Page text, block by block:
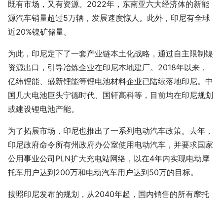
既有市场，又有资源。2022年，东南亚六大经济体的新能
源汽车销量超过5万辆，发展速度惊人。此外，印尼有全球
近20%镍矿储量。
为此，印尼定下了一套产业链本土化战略，通过自主限制镍
资源出口，引导冶炼企业在印尼本地建厂。2018年以来，
亿纬锂能、盛新锂能等锂电池材料企业已陆续落地印尼。中
国几大电池巨头宁德时代、国轩高科等，目前均在印尼规划
或建设锂电池产能。
为了拓展市场，印尼也推出了一系列电动汽车政策。去年，
印尼政府命令所有州政府办公室使用电动汽车，并要求国家
公用事业公司PLN扩大充电站网络，以在4年内实现电动摩
托车用户达到200万和电动汽车用户达到50万的目标。
按照印尼发布的规划，从2040年起，国内销售的所有摩托